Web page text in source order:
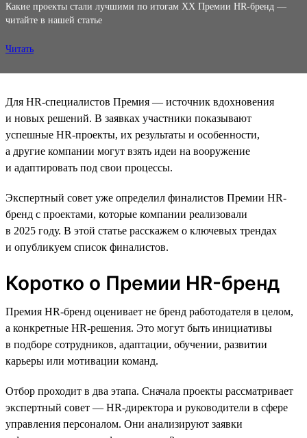
Какие проекты стали лучшими по итогам XX Премии HR-бренд —
читайте в нашей статье
Читать
Для HR-специалистов Премия — источник вдохновения
и новых решений. В заявках участники показывают
успешные HR-проекты, их результаты и особенности,
а другие компании могут взять идеи на вооружение
и адаптировать под свои процессы.
Экспертный совет уже определил финалистов Премии HR-
бренд с проектами, которые компании реализовали
в 2025 году. В этой статье расскажем о ключевых трендах
и опубликуем список финалистов.
Коротко о Премии HR-бренд
Премия HR-бренд оценивает не бренд работодателя в целом,
а конкретные HR-решения. Это могут быть инициативы
в подборе сотрудников, адаптации, обучении, развитии
карьеры или мотивации команд.
Отбор проходит в два этапа. Сначала проекты рассматривает
экспертный совет — HR-директора и руководители в сфере
управления персоналом. Они анализируют заявки